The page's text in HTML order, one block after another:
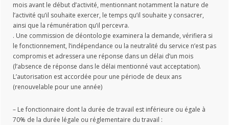
mois avant le début d’activité, mentionnant notamment la nature de
l’activité qu’il souhaite exercer, le temps qu’il souhaite y consacrer,
ainsi que la rémunération qu’il percevra.
. Une commission de déontologie examinera la demande, vérifiera si
le fonctionnement, l’indépendance ou la neutralité du service n’est pas
compromis et adressera une réponse dans un délai d’un mois
(l’absence de réponse dans le délai mentionné vaut acceptation).
L’autorisation est accordée pour une période de deux ans
(renouvelable pour une année)
– Le fonctionnaire dont la durée de travail est inférieure ou égale à
70% de la durée légale ou réglementaire du travail :